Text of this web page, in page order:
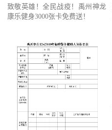
致敬英雄！全民战疫！禹州神龙
康乐健身3000张卡免费送！